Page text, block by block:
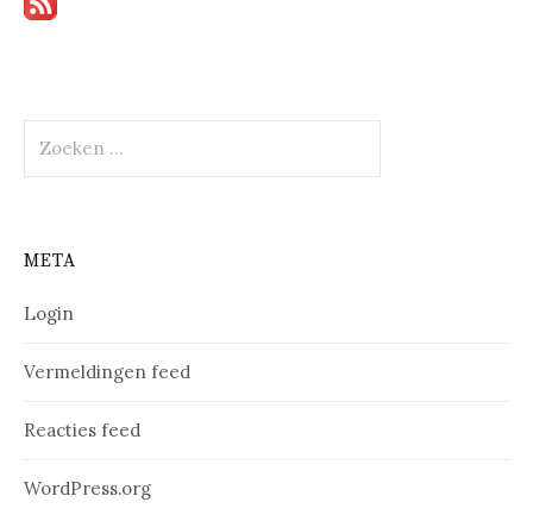
naar:
META
Login
Vermeldingen feed
Reacties feed
WordPress.org